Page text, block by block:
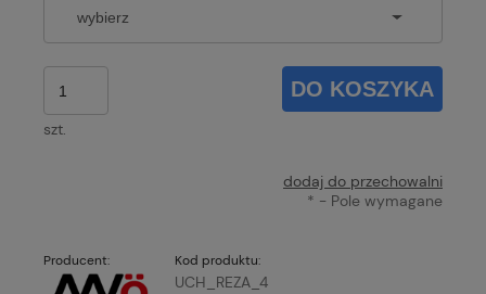
szt.
DO KOSZYKA
dodaj do przechowalni
* - Pole wymagane
Producent: Kod produktu:
UCH_REZA_4